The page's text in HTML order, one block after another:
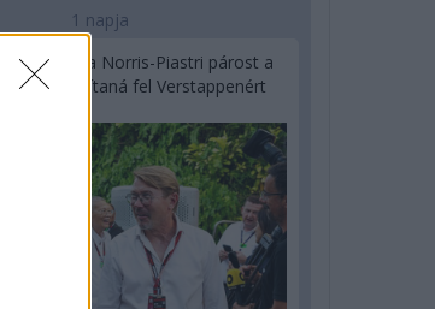
1 napja
a Norris-Piastri párost a
nem borítaná fel Verstappenért